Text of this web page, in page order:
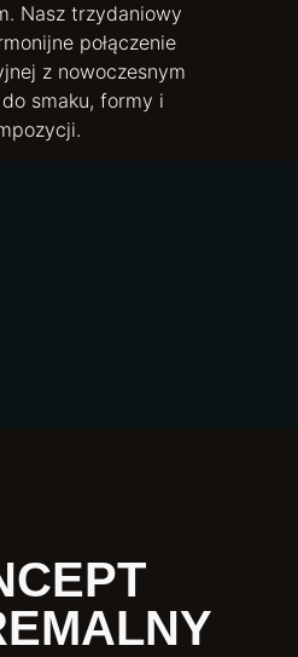
Nasz trzydaniowy
połączenie
z nowoczesnym
smaku, formy i